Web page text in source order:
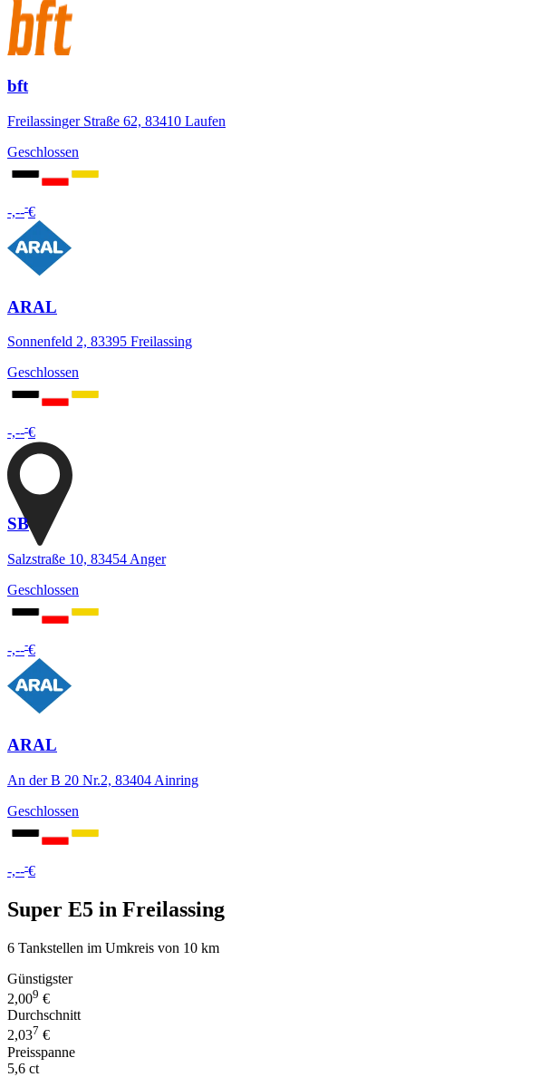
bft
Freilassinger Straße 62, 83410 Laufen
Geschlossen
-,---€
ARAL
Sonnenfeld 2, 83395 Freilassing
Geschlossen
-,---€
SB
Salzstraße 10, 83454 Anger
Geschlossen
-,---€
ARAL
An der B 20 Nr.2, 83404 Ainring
Geschlossen
-,---€
Super E5 in Freilassing
6 Tankstellen im Umkreis von 10 km
Günstigster
2,009 €
Durchschnitt
2,037 €
Preisspanne
5,6 ct